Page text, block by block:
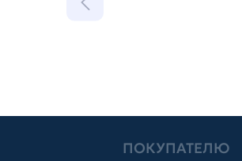
ПОКУПАТЕЛЮ